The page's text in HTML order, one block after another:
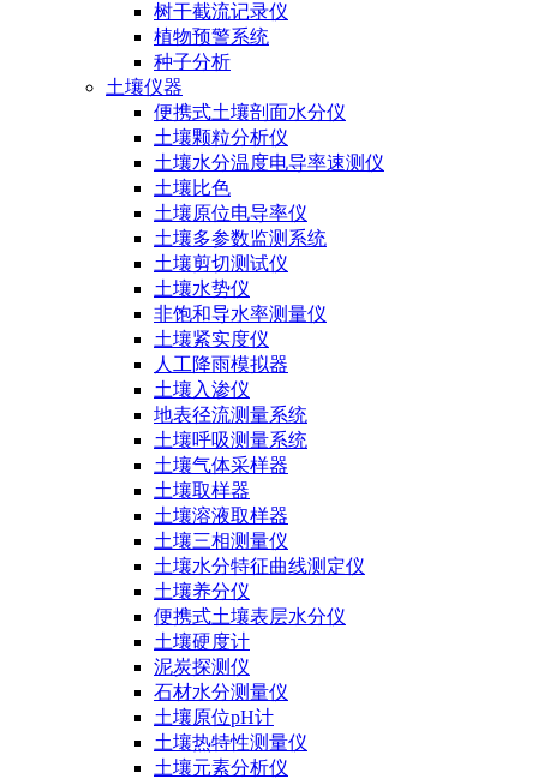
树干截流记录仪
植物预警系统
种子分析
土壤仪器
便携式土壤剖面水分仪
土壤颗粒分析仪
土壤水分温度电导率速测仪
土壤比色
土壤原位电导率仪
土壤多参数监测系统
土壤剪切测试仪
土壤水势仪
非饱和导水率测量仪
土壤紧实度仪
人工降雨模拟器
土壤入渗仪
地表径流测量系统
土壤呼吸测量系统
土壤气体采样器
土壤取样器
土壤溶液取样器
土壤三相测量仪
土壤水分特征曲线测定仪
土壤养分仪
便携式土壤表层水分仪
土壤硬度计
泥炭探测仪
石材水分测量仪
土壤原位pH计
土壤热特性测量仪
土壤元素分析仪